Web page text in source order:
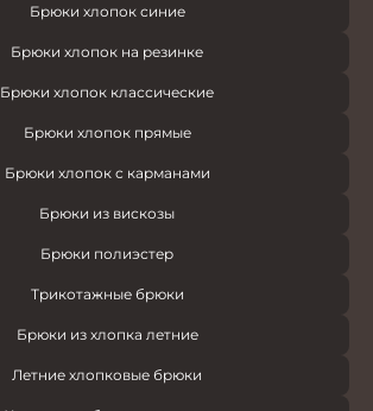
Брюки хлопок синие
Брюки хлопок на резинке
Брюки хлопок классические
Брюки хлопок прямые
Брюки хлопок с карманами
Брюки из вискозы
Брюки полиэстер
Трикотажные брюки
Брюки из хлопка летние
Летние хлопковые брюки